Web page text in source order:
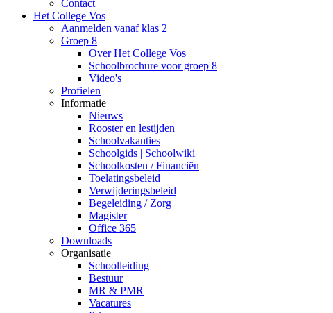
Contact
Het College Vos
Aanmelden vanaf klas 2
Groep 8
Over Het College Vos
Schoolbrochure voor groep 8
Video's
Profielen
Informatie
Nieuws
Rooster en lestijden
Schoolvakanties
Schoolgids | Schoolwiki
Schoolkosten / Financiën
Toelatingsbeleid
Verwijderingsbeleid
Begeleiding / Zorg
Magister
Office 365
Downloads
Organisatie
Schoolleiding
Bestuur
MR & PMR
Vacatures